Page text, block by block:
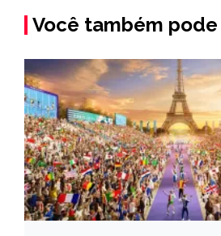
Você também